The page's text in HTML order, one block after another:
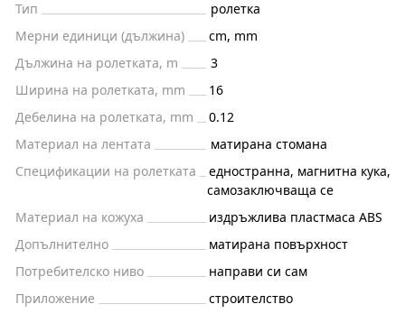
Тип
ролетка
Мерни единици (дължина)
cm, mm
Дължина на ролетката, m
3
Ширина на ролетката, mm
16
Дебелина на ролетката, mm
0.12
Материал на лентата
матирана стомана
Спецификации на ролетката
едностранна, магнитна кука,
самозаключваща се
Материал на кожуха
издръжлива пластмаса ABS
Допълнително
матирана повърхност
Потребителско ниво
направи си сам
Приложение
строителство